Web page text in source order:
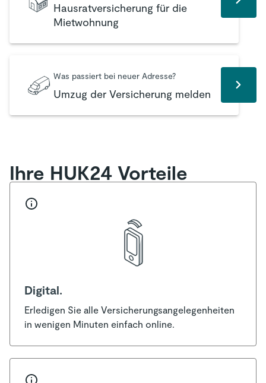
Hausratversicherung für die
Mietwohnung
Was passiert bei neuer Adresse?
Umzug der Versicherung melden
Ihre HUK24 Vorteile
Digital.
Erledigen Sie alle Versicherungsangelegenheiten
in wenigen Minuten einfach online.